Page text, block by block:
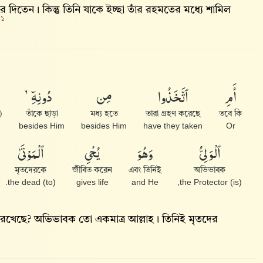
কিন্তু তিনি যাকে ইচ্ছা তাঁর রহমতের মধ্যে শামিল
أَمِ
তবে কি
Or
ٱتَّخَذُوا۟
তারা গ্রহণ করেছে
have they taken
مِن
মধ্য হতে
besides Him
دُونِهِۦٓ
তাঁকে ছাড়া
besides Him
ٱلْوَلِىُّ
অভিভাবক
(is) the Protector,
وَهُوَ
এবং তিনিই
and He
يُحْىِ
জীবিত করেন
gives life
ٱلْمَوْتَىٰ
মৃতদেরকে
(to) the dead.
অভিভাবক তো একমাত্র আল্লাহ। তিনিই মৃতদের